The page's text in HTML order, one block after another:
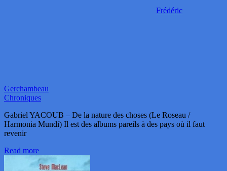
Frédéric
Gerchambeau
Chroniques
Gabriel YACOUB – De la nature des choses (Le Roseau /
Harmonia Mundi) Il est des albums pareils à des pays où il faut
revenir
Read more